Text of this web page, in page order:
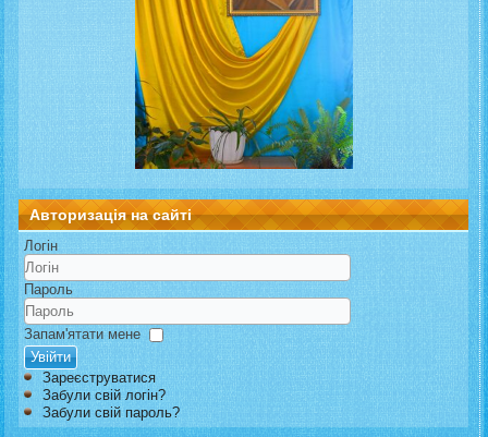
Авторизація на сайті
Логін
Пароль
Запам'ятати мене
Увійти
Зареєструватися
Забули свій логін?
Забули свій пароль?